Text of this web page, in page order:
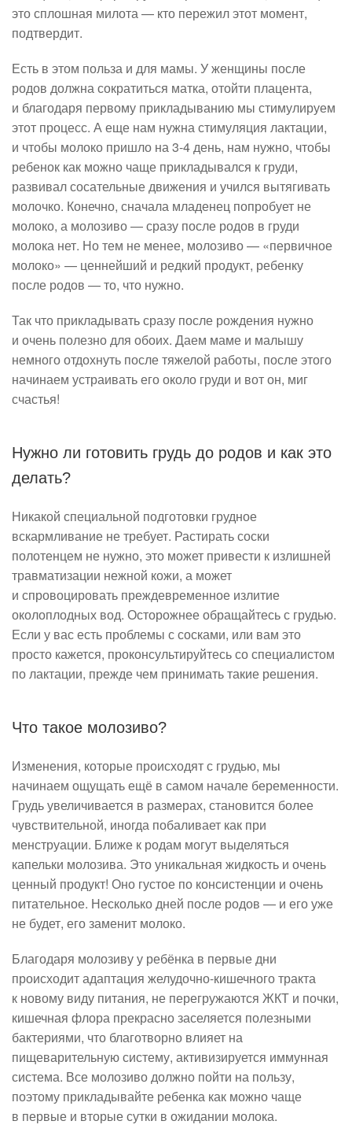
это сплошная милота — кто пережил этот момент,
подтвердит.
Есть в этом польза и для мамы. У женщины после
родов должна сократиться матка, отойти плацента,
и благодаря первому прикладыванию мы стимулируем
этот процесс. А еще нам нужна стимуляция лактации,
и чтобы молоко пришло на 3-4 день, нам нужно, чтобы
ребенок как можно чаще прикладывался к груди,
развивал сосательные движения и учился вытягивать
молочко. Конечно, сначала младенец попробует не
молоко, а молозиво — сразу после родов в груди
молока нет. Но тем не менее, молозиво — «первичное
молоко» — ценнейший и редкий продукт, ребенку
после родов — то, что нужно.
Так что прикладывать сразу после рождения нужно
и очень полезно для обоих. Даем маме и малышу
немного отдохнуть после тяжелой работы, после этого
начинаем устраивать его около груди и вот он, миг
счастья!
Нужно ли готовить грудь до родов и как это
делать?
Никакой специальной подготовки грудное
вскармливание не требует. Растирать соски
полотенцем не нужно, это может привести к излишней
травматизации нежной кожи, а может
и спровоцировать преждевременное излитие
околоплодных вод. Осторожнее обращайтесь с грудью.
Если у вас есть проблемы с сосками, или вам это
просто кажется, проконсультируйтесь со специалистом
по лактации, прежде чем принимать такие решения.
Что такое молозиво?
Изменения, которые происходят с грудью, мы
начинаем ощущать ещё в самом начале беременности.
Грудь увеличивается в размерах, становится более
чувствительной, иногда побаливает как при
менструации. Ближе к родам могут выделяться
капельки молозива. Это уникальная жидкость и очень
ценный продукт! Оно густое по консистенции и очень
питательное. Несколько дней после родов — и его уже
не будет, его заменит молоко.
Благодаря молозиву у ребёнка в первые дни
происходит адаптация желудочно-кишечного тракта
к новому виду питания, не перегружаются ЖКТ и почки,
кишечная флора прекрасно заселяется полезными
бактериями, что благотворно влияет на
пищеварительную систему, активизируется иммунная
система. Все молозиво должно пойти на пользу,
поэтому прикладывайте ребенка как можно чаще
в первые и вторые сутки в ожидании молока.